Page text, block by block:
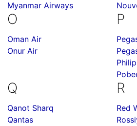
Myanmar Airways
O
Oman Air
Onur Air
P
Q
Qanot Sharq
Qantas
R
Red